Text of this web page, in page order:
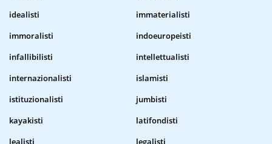
idealisti
immaterialisti
immoralisti
indoeuropeisti
infallibilisti
intellettualisti
internazionalisti
islamisti
istituzionalisti
jumbisti
kayakisti
latifondisti
lealisti
legalisti